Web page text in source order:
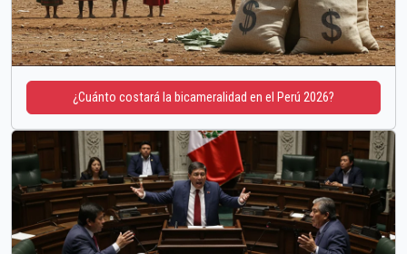
¿Cuánto costará la bicameralidad en el Perú 2026?